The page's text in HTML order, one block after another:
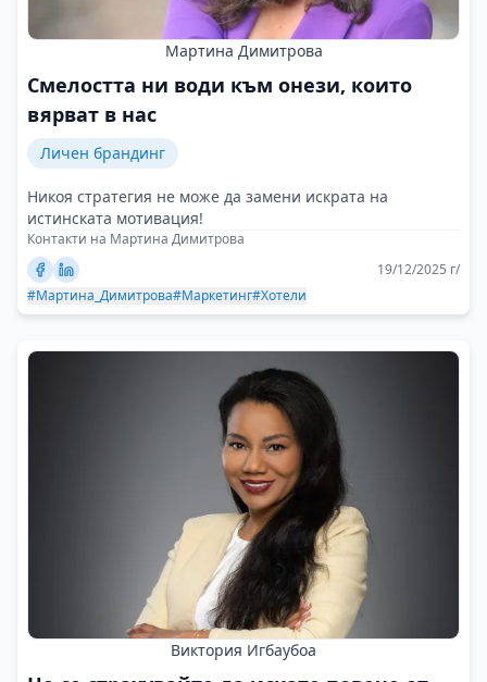
Мартина Димитрова
Смелостта ни води към онези, които
вярват в нас
Личен брандинг
Никоя стратегия не може да замени искрата на
истинската мотивация!
Контакти на Мартина Димитрова
19/12/2025 г/
#Мартина_Димитрова#Маркетинг#Хотели
Виктория Игбаубоа